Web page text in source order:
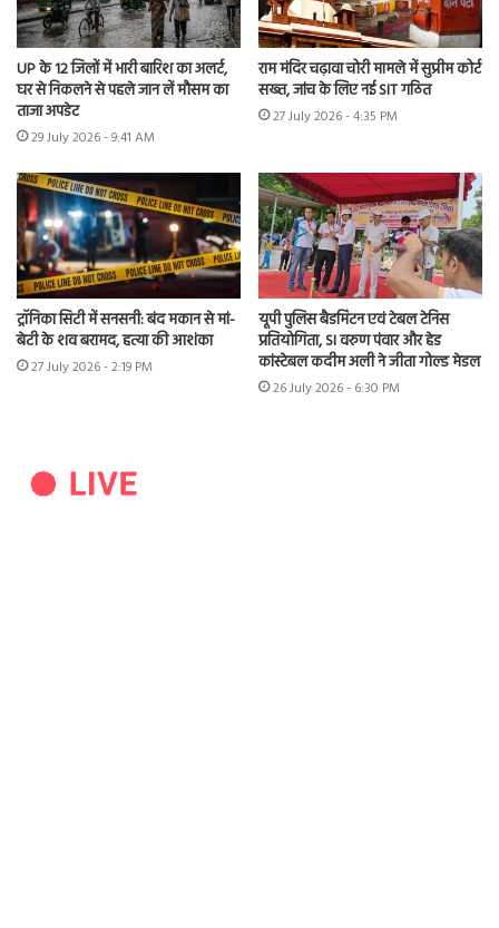
UP के 12 जिलों में भारी बारिश का अलर्ट,
घर से निकलने से पहले जान लें मौसम का
ताजा अपडेट
29 July 2026 - 9:41 AM
राम मंदिर चढ़ावा चोरी मामले में सुप्रीम कोर्ट
सख्त, जांच के लिए नई SIT गठित
27 July 2026 - 4:35 PM
ट्रॉनिका सिटी में सनसनी: बंद मकान से मां-
बेटी के शव बरामद, हत्या की आशंका
27 July 2026 - 2:19 PM
यूपी पुलिस बैडमिंटन एवं टेबल टेनिस
प्रतियोगिता, SI वरुण पंवार और हेड
कांस्टेबल कदीम अली ने जीता गोल्ड मेडल
26 July 2026 - 6:30 PM